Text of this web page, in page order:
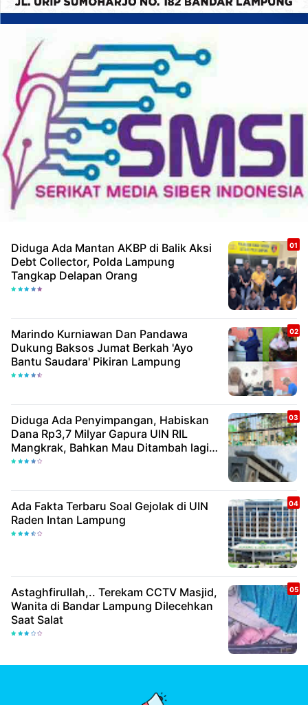
Diduga Ada Mantan AKBP di Balik Aksi
Debt Collector, Polda Lampung
Tangkap Delapan Orang
Marindo Kurniawan Dan Pandawa
Dukung Baksos Jumat Berkah 'Ayo
Bantu Saudara' Pikiran Lampung
Diduga Ada Penyimpangan, Habiskan
Dana Rp3,7 Milyar Gapura UIN RIL
Mangkrak, Bahkan Mau Ditambah lagi 7
Milyar
Ada Fakta Terbaru Soal Gejolak di UIN
Raden Intan Lampung
Astaghfirullah,.. Terekam CCTV Masjid,
Wanita di Bandar Lampung Dilecehkan
Saat Salat